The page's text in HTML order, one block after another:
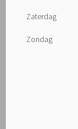
Zaterdag
Zondag